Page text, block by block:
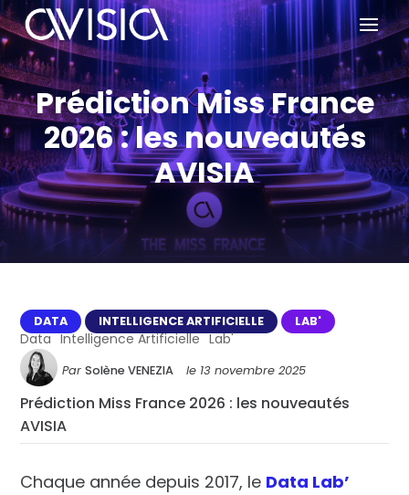
Prédiction Miss France
2026 : les nouveautés
AVISIA
DATA INTELLIGENCE ARTIFICIELLE LAB'
Data Intelligence Artificielle Lab'
ParSolène VENEZIA le 13 novembre 2025
Prédiction Miss France 2026 : les nouveautés
AVISIA
Chaque année depuis 2017, le Data Lab’